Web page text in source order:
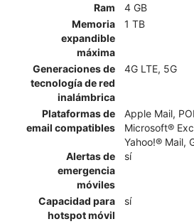
Ram
4 GB
Memoria
expandible
máxima
1 TB
Generaciones de
tecnología de red
inalámbrica
4G LTE, 5G
Plataformas de
email compatibles
Apple Mail,
Microsoft®
Yahoo!® Mail,
Alertas de
emergencia
móviles
sí
Capacidad para
hotspot móvil
sí